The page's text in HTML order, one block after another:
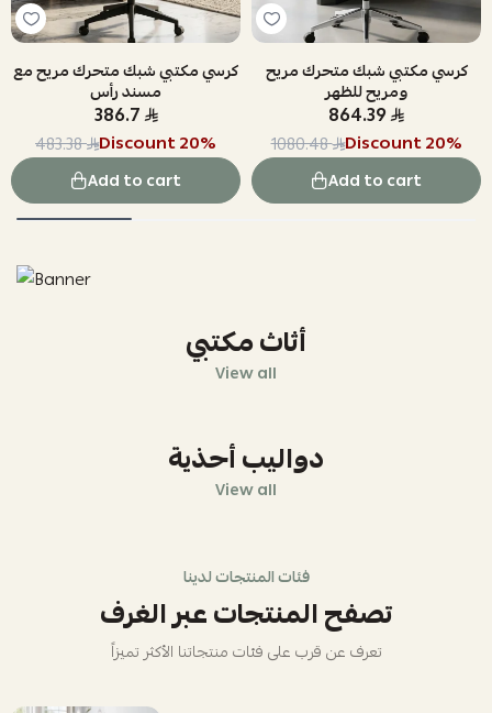
كرسي مكتبي شبك متحرك مريح مع
مسند رأس
386.7
483.38 Discount20%
Add to cart
كرسي مكتبي شبك متحرك مريح
ومريح للظهر
864.39
1080.48 Discount20%
Add to cart
أثاث مكتبي
View all
دواليب أحذية
View all
فئات المنتجات لدينا
تصفح المنتجات عبر الغرف
تعرف عن قرب على فئات منتجاتنا الأكثر تميزاً